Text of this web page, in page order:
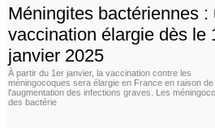
Méningites bactériennes :
vaccination élargie dès le
janvier 2025
À partir du 1er janvier, la vaccination contre les
méningocoques sera élargie en France en raison de
l'augmentation des infections graves. Les
des bactérie